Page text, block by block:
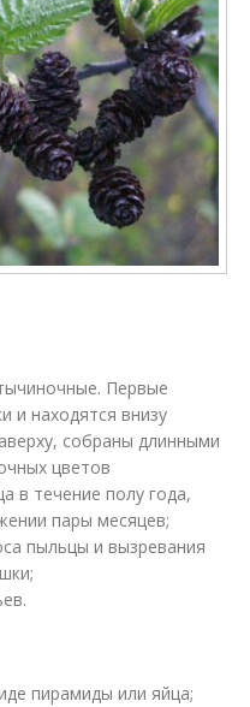
Первые
и находятся внизу
собраны длинными
цветов
в течение полу года,
пары месяцев;
пыльцы и вызревания
пирамиды или яйца;